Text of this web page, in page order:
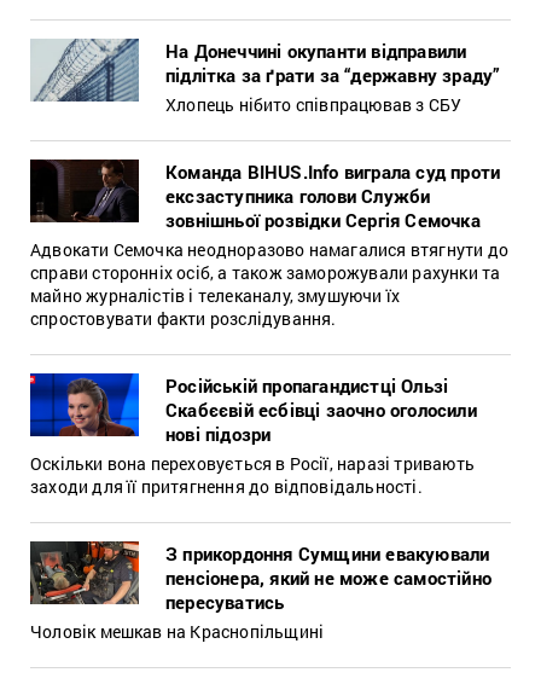
На Донеччині окупанти відправили
підлітка за ґрати за “державну зраду”
Хлопець нібито співпрацював з СБУ
Команда BIHUS.Info виграла суд проти
ексзаступника голови Служби
зовнішньої розвідки Сергія Семочка
Адвокати Семочка неодноразово намагалися втягнути до
справи сторонніх осіб, а також заморожували рахунки та
майно журналістів і телеканалу, змушуючи їх
спростовувати факти розслідування.
Російській пропагандистці Ользі
Скабєєвій есбівці заочно оголосили
нові підозри
Оскільки вона переховується в Росії, наразі тривають
заходи для її притягнення до відповідальності.
З прикордоння Сумщини евакуювали
пенсіонера, який не може самостійно
пересуватись
Чоловік мешкав на Краснопільщині